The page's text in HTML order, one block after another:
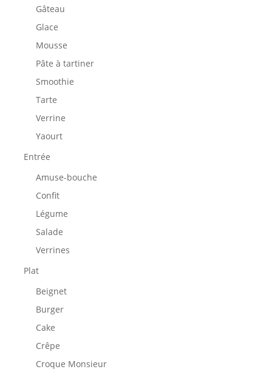
Gâteau
Glace
Mousse
Pâte à tartiner
Smoothie
Tarte
Verrine
Yaourt
Entrée
Amuse-bouche
Confit
Légume
Salade
Verrines
Plat
Beignet
Burger
Cake
Crêpe
Croque Monsieur